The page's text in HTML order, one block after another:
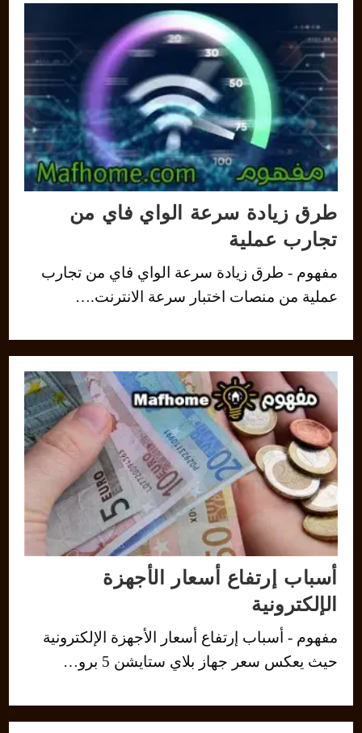
طرق زيادة سرعة الواي فاي من
تجارب عملية
مفهوم - طرق زيادة سرعة الواي فاي من تجارب
عملية من منصات اختبار سرعة الانترنت.…
أسباب إرتفاع أسعار الأجهزة
الإلكترونية
مفهوم - أسباب إرتفاع أسعار الأجهزة الإلكترونية
حيث يعكس سعر جهاز بلاي ستايشن 5 برو…